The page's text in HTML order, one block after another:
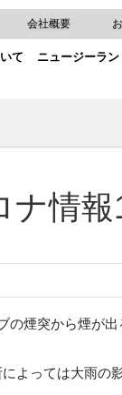
て ニュージーラン
会社概要
ナ情報
の煙突から煙が
よっては大雨の